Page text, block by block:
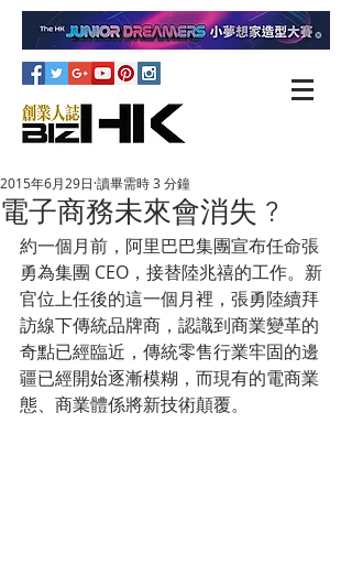
電子商務未來會消失 ?
2015年6月29日 讀畢需時 3 分鐘
約一個月前，阿里巴巴集團宣布任命張
勇為集團 CEO，接替陸兆禧的工作。新
官位上任後的這一個月裡，張勇陸續拜
訪線下傳統品牌商，認識到商業變革的
奇點已經臨近，傳統零售行業牢固的邊
疆已經開始逐漸模糊，而現有的電商業
態、商業體係將新技術顛覆。